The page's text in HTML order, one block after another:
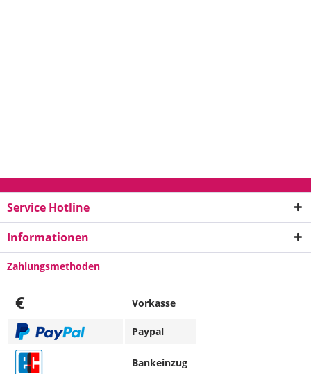
Service Hotline
Informationen
Zahlungsmethoden
€ Vorkasse
Paypal
Bankeinzug